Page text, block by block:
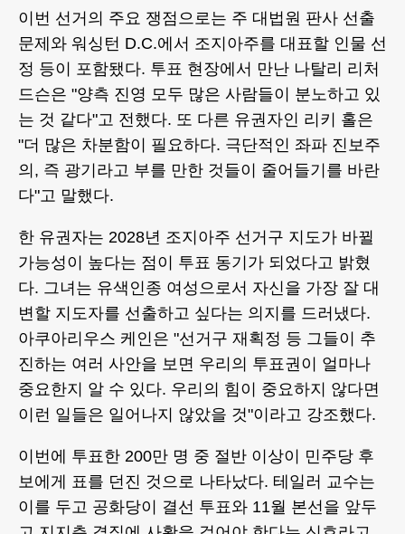
이번 선거의 주요 쟁점으로는 주 대법원 판사 선출
문제와 워싱턴 D.C.에서 조지아주를 대표할 인물 선
정 등이 포함됐다. 투표 현장에서 만난 나탈리 리처
드슨은 "양측 진영 모두 많은 사람들이 분노하고 있
는 것 같다"고 전했다. 또 다른 유권자인 리키 홀은
"더 많은 차분함이 필요하다. 극단적인 좌파 진보주
의, 즉 광기라고 부를 만한 것들이 줄어들기를 바란
다"고 말했다.
한 유권자는 2028년 조지아주 선거구 지도가 바뀔
가능성이 높다는 점이 투표 동기가 되었다고 밝혔
다. 그녀는 유색인종 여성으로서 자신을 가장 잘 대
변할 지도자를 선출하고 싶다는 의지를 드러냈다.
아쿠아리우스 케인은 "선거구 재획정 등 그들이 추
진하는 여러 사안을 보면 우리의 투표권이 얼마나
중요한지 알 수 있다. 우리의 힘이 중요하지 않다면
이런 일들은 일어나지 않았을 것"이라고 강조했다.
이번에 투표한 200만 명 중 절반 이상이 민주당 후
보에게 표를 던진 것으로 나타났다. 테일러 교수는
이를 두고 공화당이 결선 투표와 11월 본선을 앞두